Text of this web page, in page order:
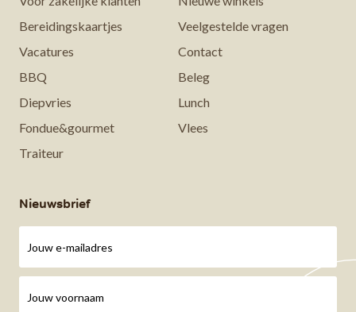
Bereidingskaartjes
Veelgestelde vragen
Vacatures
Contact
BBQ
Beleg
Diepvries
Lunch
Fondue&gourmet
Vlees
Traiteur
Nieuwsbrief